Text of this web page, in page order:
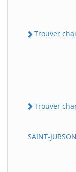
Trouver
Trouver
SAINT-JURSON